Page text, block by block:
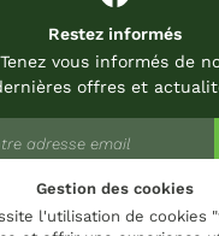
Restez informés
Tenez vous informés de
offres et
Mentions Légales
Gestion des cookies
l'utilisation de cookies